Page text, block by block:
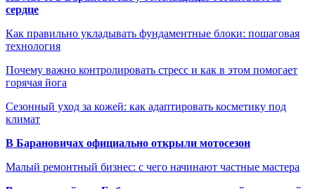
сердце
Как правильно укладывать фундаментные блоки: пошаговая
технология
Почему важно контролировать стресс и как в этом помогает
горячая йога
Сезонный уход за кожей: как адаптировать косметику под
климат
В Барановичах официально открыли мотосезон
Малый ремонтный бизнес: с чего начинают частные мастера